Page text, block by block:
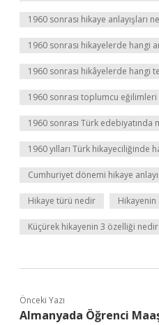
1960 sonrası hikaye anlayışları
1960 sonrası hikayelerde hangi
1960 sonrası hikâyelerde hangi
1960 sonrası toplumcu
1960 sonrası Türk
1960 yılları Türk hikayeciliğinde
Cumhuriyet dönemi hikaye
Hikaye türü nedir
Küçürek hikayenin 3 özelliği nedir
Önceki Yazı
Almanyada Öğrenci